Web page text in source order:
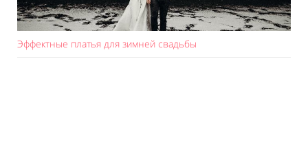
Эффектные платья для зимней свадьбы